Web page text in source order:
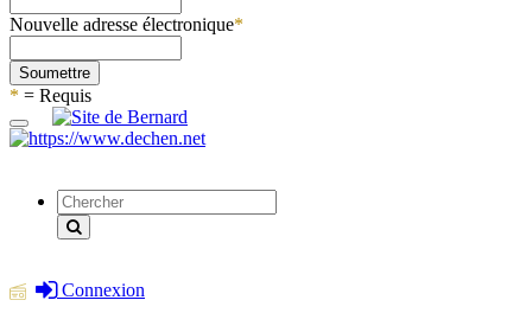
Nouvelle adresse électronique*
Soumettre
* = Requis
Connexion